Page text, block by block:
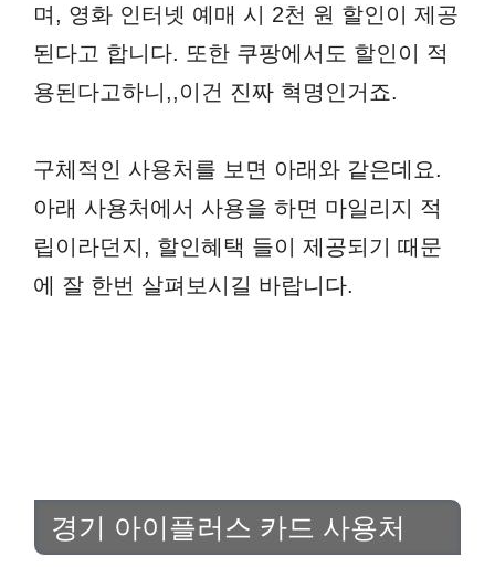
며, 영화 인터넷 예매 시 2천 원 할인이 제공
된다고 합니다. 또한 쿠팡에서도 할인이 적
용된다고하니,,이건 진짜 혁명인거죠.
구체적인 사용처를 보면 아래와 같은데요.
아래 사용처에서 사용을 하면 마일리지 적
립이라던지, 할인혜택 들이 제공되기 때문
에 잘 한번 살펴보시길 바랍니다.
경기 아이플러스 카드 사용처